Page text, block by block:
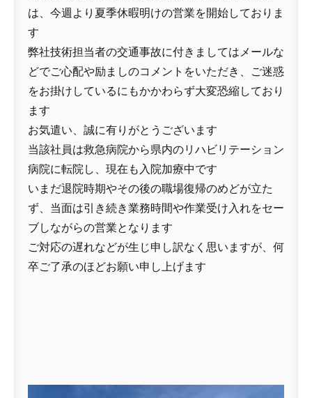
は、今週より夏季休暇明けの営業を開始しておりま
す
弊社技術担当者の交通事故に付きましてはメールな
どでご心配や励ましのコメントをいただき、ご迷惑
をお掛けしているにもかかわらず大変恐縮しており
ます
お気遣い、誠に有りがとうございます
当該社員は救急病院から県内のリハビリテーション
病院に転院し、現在も入院加療中です
いまだ退院時期やその後の職場復帰のめどが立た
ず、当面は引き続き業務時間や作業受け入れをセー
ブしながらの営業となります
ご対応の遅れなどが生じ申し訳なく思いますが、何
卒ご了承のほどお願い申し上げます